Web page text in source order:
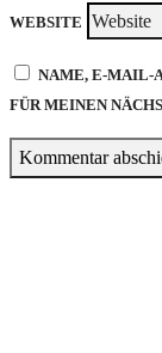
WEBSITE
NAME, E-MAIL-
FÜR MEINEN